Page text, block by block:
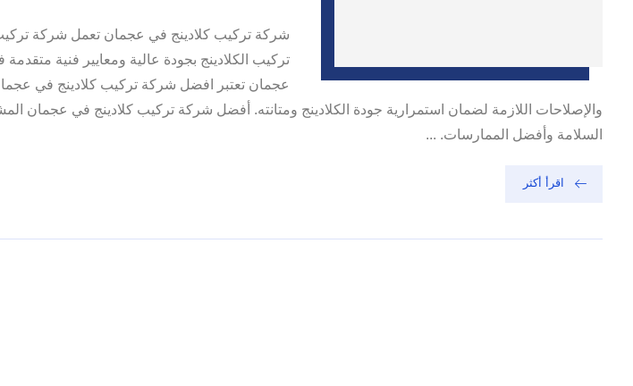
شركة تركيب كلادينج في عجمان تعمل شركة
تركيب الكلادينج بجودة عالية ومعايير فنية
عجمان تعتبر افضل شركة تركيب كلادينج في
والإصلاحات اللازمة لضمان استمرارية جودة الكلادينج ومتانته. أفضل شركة تركيب كلادينج في عجمان
السلامة وأفضل الممارسات. ...
اقرأ أكثر